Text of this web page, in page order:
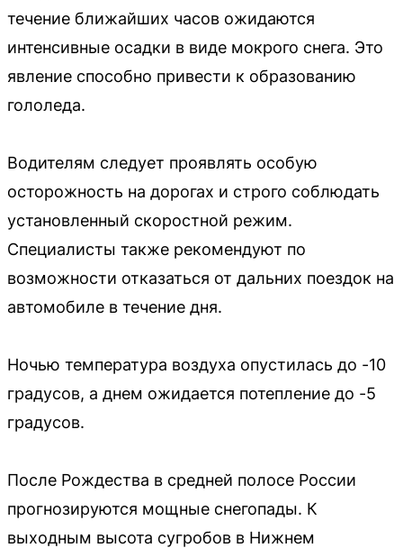
течение ближайших часов ожидаются
интенсивные осадки в виде мокрого снега. Это
явление способно привести к образованию
гололеда.
Водителям следует проявлять особую
осторожность на дорогах и строго соблюдать
установленный скоростной режим.
Специалисты также рекомендуют по
возможности отказаться от дальних поездок на
автомобиле в течение дня.
Ночью температура воздуха опустилась до -10
градусов, а днем ожидается потепление до -5
градусов.
После Рождества в средней полосе России
прогнозируются мощные снегопады. К
выходным высота сугробов в Нижнем